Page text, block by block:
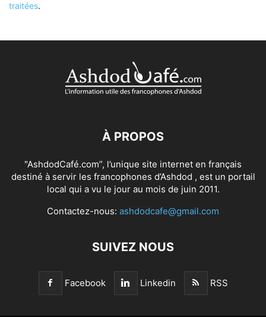
traitées.
À PROPOS
"AshdodCafé.com”, l’unique site internet en français
destiné à servir les francophones d’Ashdod , est un portail
local qui a vu le jour au mois de juin 2011.
Contactez-nous: ashdodcafe@gmail.com
SUIVEZ NOUS
Facebook Linkedin RSS